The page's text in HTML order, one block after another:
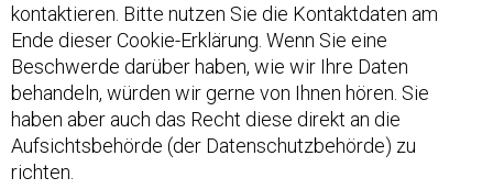
kontaktieren. Bitte nutzen Sie die Kontaktdaten am
Ende dieser Cookie-Erklärung. Wenn Sie eine
Beschwerde darüber haben, wie wir Ihre Daten
behandeln, würden wir gerne von Ihnen hören. Sie
haben aber auch das Recht diese direkt an die
Aufsichtsbehörde (der Datenschutzbehörde) zu
richten.